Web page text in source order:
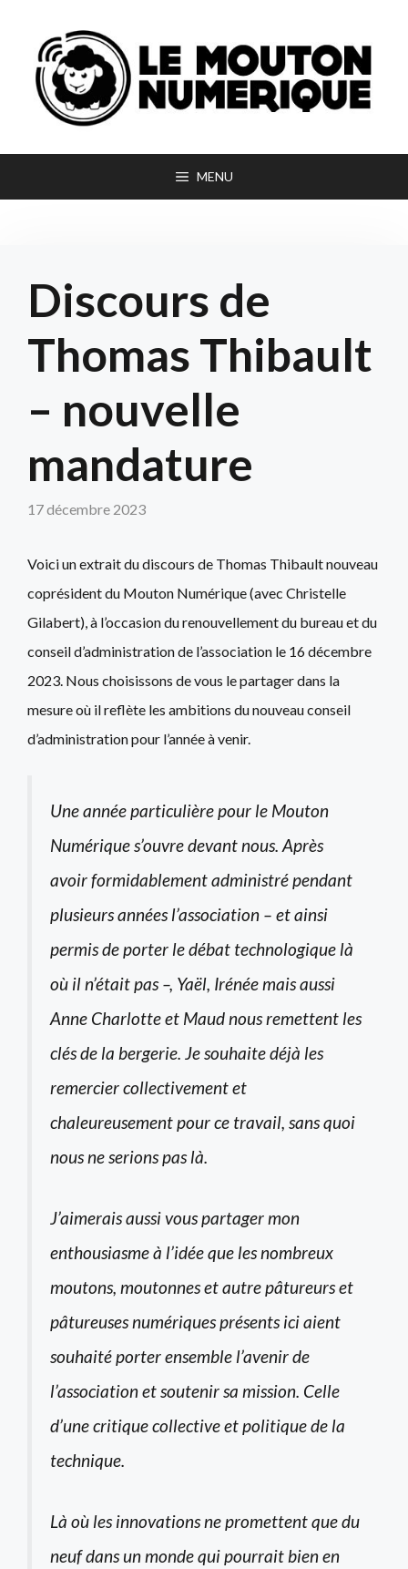
contenu
MENU
Discours de
Thomas Thibault
– nouvelle
mandature
17 décembre 2023
Voici un extrait du discours de Thomas Thibault nouveau
coprésident du Mouton Numérique (avec Christelle
Gilabert), à l’occasion du renouvellement du bureau et du
conseil d’administration de l’association le 16 décembre
2023. Nous choisissons de vous le partager dans la
mesure où il reflète les ambitions du nouveau conseil
d’administration pour l’année à venir.
Une année particulière pour le Mouton
Numérique s’ouvre devant nous. Après
avoir formidablement administré pendant
plusieurs années l’association – et ainsi
permis de porter le débat technologique là
où il n’était pas –, Yaël, Irénée mais aussi
Anne Charlotte et Maud nous remettent les
clés de la bergerie. Je souhaite déjà les
remercier collectivement et
chaleureusement pour ce travail, sans quoi
nous ne serions pas là.
J’aimerais aussi vous partager mon
enthousiasme à l’idée que les nombreux
moutons, moutonnes et autre pâtureurs et
pâtureuses numériques présents ici aient
souhaité porter ensemble l’avenir de
l’association et soutenir sa mission. Celle
d’une critique collective et politique de la
technique.
Là où les innovations ne promettent que du
neuf dans un monde qui pourrait bien en